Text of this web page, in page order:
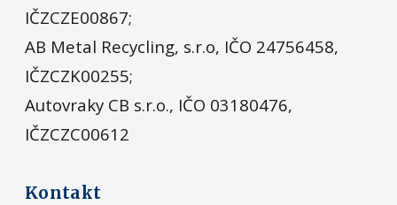
IČZCZE00867;
AB Metal Recycling, s.r.o, IČO 24756458,
IČZCZK00255;
Autovraky CB s.r.o., IČO 03180476,
IČZCZC00612
Kontakt